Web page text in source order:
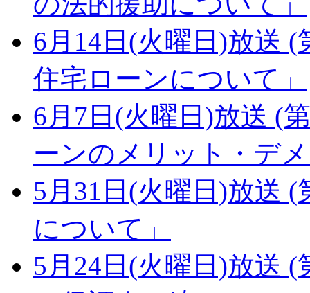
6月14日(火曜日)放送 (
住宅ローンについて」
6月7日(火曜日)放送 (
ーンのメリット・デ
5月31日(火曜日)放送 (
について」
5月24日(火曜日)放送 (